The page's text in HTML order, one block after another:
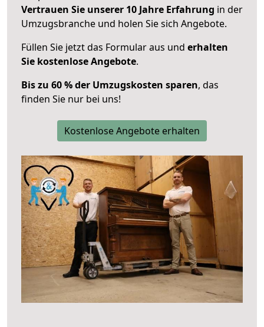
Vertrauen Sie unserer 10 Jahre Erfahrung in der
Umzugsbranche und holen Sie sich Angebote.
Füllen Sie jetzt das Formular aus und erhalten
Sie kostenlose Angebote.
Bis zu 60 % der Umzugskosten sparen, das
finden Sie nur bei uns!
Kostenlose Angebote erhalten